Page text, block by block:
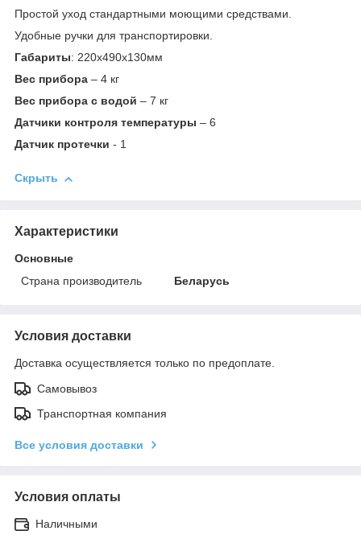
Простой уход стандартными моющими средствами.
Удобные ручки для транспортировки.
Габариты: 220х490х130мм
Вес прибора – 4 кг
Вес прибора с водой – 7 кг
Датчики контроля температуры – 6
Датчик протечки - 1
Скрыть
Характеристики
Основные
Страна производитель
Беларусь
Условия доставки
Доставка осуществляется только по предоплате.
Самовывоз
Транспортная компания
Все условия доставки
Условия оплаты
Наличными